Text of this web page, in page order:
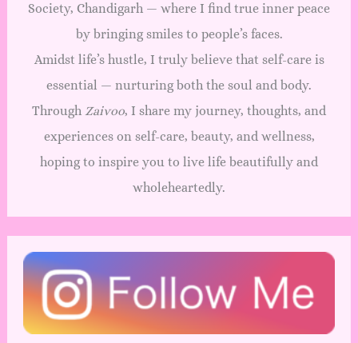
Society, Chandigarh — where I find true inner peace
by bringing smiles to people’s faces.
Amidst life’s hustle, I truly believe that self-care is
essential — nurturing both the soul and body.
Through Zaivoo, I share my journey, thoughts, and
experiences on self-care, beauty, and wellness,
hoping to inspire you to live life beautifully and
wholeheartedly.